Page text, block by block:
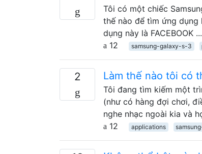
Tôi có một chiếc
thế nào để tìm ứng dụng
dụng này là FACEBOOK
12
samsung-galaxy-s-3
2 Làm thế nào tôi có
Tôi đang tìm kiếm một
(như có hàng đợi chơi,
nghe nhạc ngoài kia và
12
applications